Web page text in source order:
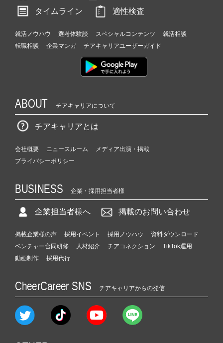
タイムライン
適性検査
就活ノウハウ 選考体験談 スペシャルコンテンツ
就活相談
転職相談
企業マンガ チアキャリアユーザーガイド
ABOUT チアキャリアについて
チアキャリアとは
会社概要 ニュースルーム
メディア出演・掲載
プライバシーポリシー
BUSINESS 企業・採用担当者様
企業担当者様へ 掲載のお問い合わせ
掲載企業様の声 採用イベント 採用ノウハウ
資料ダウンロード
ベンチャー合同研修
人材紹介 チアコネクション
TikTok運用
動画制作
採用代行
CheerCareer SNS チアキャリアからの発信